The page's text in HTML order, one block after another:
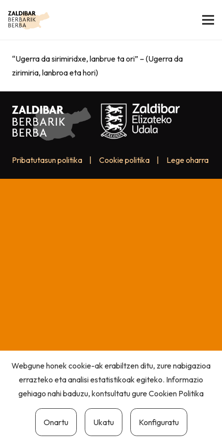
“Ugerra da sirimiridxe, lanbrue ta ori” – (Ugerra da
zirimiria, lanbroa eta hori)
Pribatutasun politika Cookie politika Lege oharra
Webgune honek cookie-ak erabiltzen ditu, zure nabigazioa
errazteko eta analisi estatistikoak egiteko. Informazio
gehiago nahi baduzu, kontsultatu gureCookien Politika
Onartu Ukatu Konfiguratu